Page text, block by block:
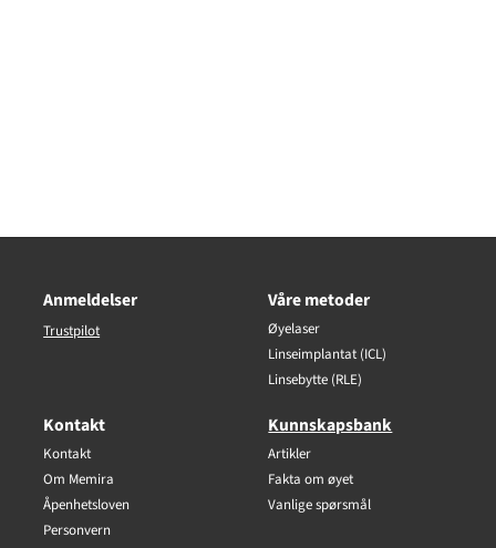
Anmeldelser
Trustpilot
Våre metoder
Øyelaser
Linseimplantat (ICL)
Linsebytte (RLE)
Kontakt
Kontakt
Om Memira
Åpenhetsloven
Personvern
Kunnskapsbank
Artikler
Fakta om øyet
Vanlige spørsmål